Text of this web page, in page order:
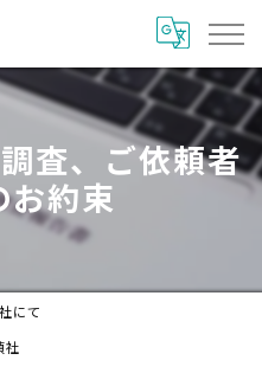
査、ご依頼者
お約束
にて
社